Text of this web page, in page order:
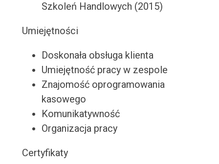
Szkoleń Handlowych (2015)
Umiejętności
Doskonała obsługa klienta
Umiejętność pracy w zespole
Znajomość oprogramowania
kasowego
Komunikatywność
Organizacja pracy
Certyfikaty